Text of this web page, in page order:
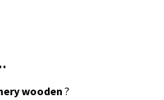
wooden ?